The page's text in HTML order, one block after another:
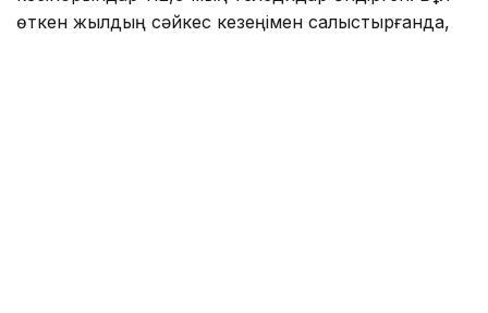
өткен жылдың сәйкес кезеңімен салыстырғанда,